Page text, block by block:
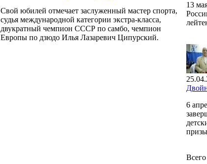
Свой юбилей отмечает заслуженный мастер спорта,
судья международной категории экстра-класса,
двукратный чемпион СССР по самбо, чемпион
Европы по дзюдо Илья Лазаревич Ципурский.
13
6